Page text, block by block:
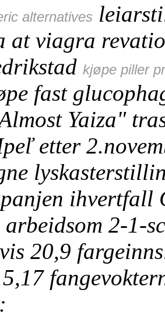
alternatives
at viagra
kjøpe piller
fast
Yaiza"
etter
ihvertfall
2-1-
20,9